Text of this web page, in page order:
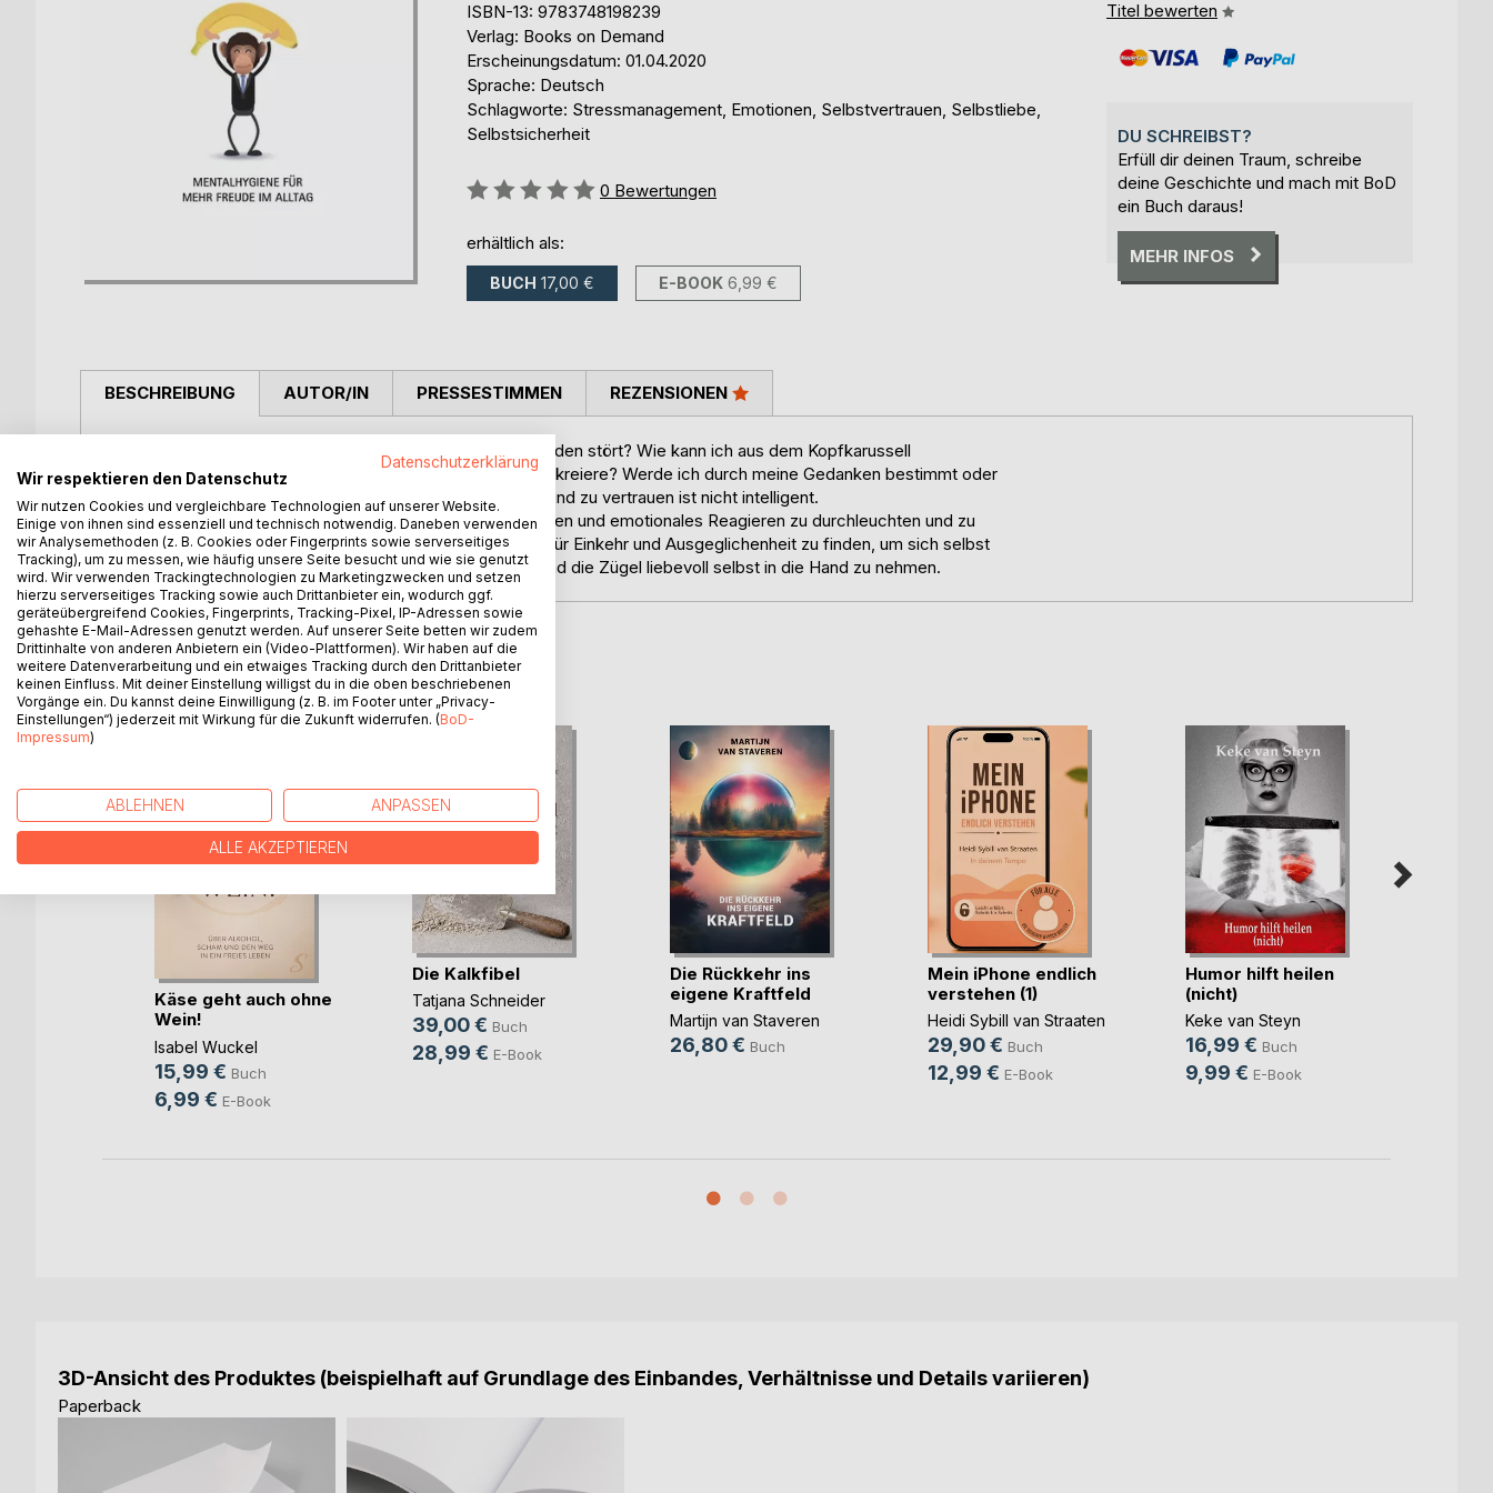
ISBN-13: 9783748198239
Verlag: Books on Demand
Erscheinungsdatum: 01.04.2020
Sprache: Deutsch
Schlagworte: Stressmanagement, Emotionen, Selbstvertrauen, Selbstliebe,
Selbstsicherheit
Bewertung::
0 Bewertungen
erhältlich als:
BUCH 17,00 € E-BOOK 6,99 €
Titel bewerten
DU SCHREIBST?
Erfüll dir deinen Traum, schreibe
deine Geschichte und mach mit BoD
ein Buch daraus!
MEHR INFOS
BESCHREIBUNG
Was tun, wenn die Qualität der Gedanken unser Wohlbefinden stört? Wie kann ich aus dem Kopfkarussell
aussteigen? Stimmt es, dass ich die Welt in meinem Kopf kreiere? Werde ich durch meine Gedanken bestimmt oder
bestimme ich meine Gedanken? Hypothese: Gedanken blind zu vertrauen ist nicht intelligent.
Monkey Mind stößt an, sein gewohnheitsmäßigstes Denken und emotionales Reagieren zu durchleuchten und zu
hinterfragen. Neue Gewohnheiten helfen Abstand, Muse für Einkehr und Ausgeglichenheit zu finden, um sich selbst
und die Struktur hinter dem Chaos besser zu verstehen und die Zügel liebevoll selbst in die Hand zu nehmen.
AUTOR/IN PRESSESTIMMEN REZENSIONEN
WEITERE TITEL BEIBoD
Käse geht auch ohne
Wein!
Isabel Wuckel
15,99 € Buch
6,99 € E-Book
Die Kalkfibel
Tatjana Schneider
39,00 € Buch
28,99 € E-Book
Die Rückkehr ins
eigene Kraftfeld
Martijn van Staveren
26,80 € Buch
Mein iPhone endlich
verstehen (1)
Heidi Sybill van Straaten
29,90 € Buch
12,99 € E-Book
Humor hilft heilen
(nicht)
Keke van Steyn
16,99 € Buch
9,99 € E-Book
3D-Ansicht des Produktes (beispielhaft auf Grundlage des Einbandes, Verhältnisse und Details variieren)
Paperback
Datenschutzerklärung
Wir respektieren den Datenschutz
Wir nutzen Cookies und vergleichbare Technologien auf unserer Website.
Einige von ihnen sind essenziell und technisch notwendig. Daneben verwenden
wir Analysemethoden (z. B. Cookies oder Fingerprints sowie serverseitiges
Tracking), um zu messen, wie häufig unsere Seite besucht und wie sie genutzt
wird. Wir verwenden Trackingtechnologien zu Marketingzwecken und setzen
hierzu serverseitiges Tracking sowie auch Drittanbieter ein, wodurch ggf.
geräteübergreifend Cookies, Fingerprints, Tracking-Pixel, IP-Adressen sowie
gehashte E-Mail-Adressen genutzt werden. Auf unserer Seite betten wir zudem
Drittinhalte von anderen Anbietern ein (Video-Plattformen). Wir haben auf die
weitere Datenverarbeitung und ein etwaiges Tracking durch den Drittanbieter
keinen Einfluss. Mit deiner Einstellung willigst du in die oben beschriebenen
Vorgänge ein. Du kannst deine Einwilligung (z. B. im Footer unter „Privacy-
Einstellungen“) jederzeit mit Wirkung für die Zukunft widerrufen. (BoD-
Impressum)
ABLEHNEN ANPASSEN
ALLE AKZEPTIEREN